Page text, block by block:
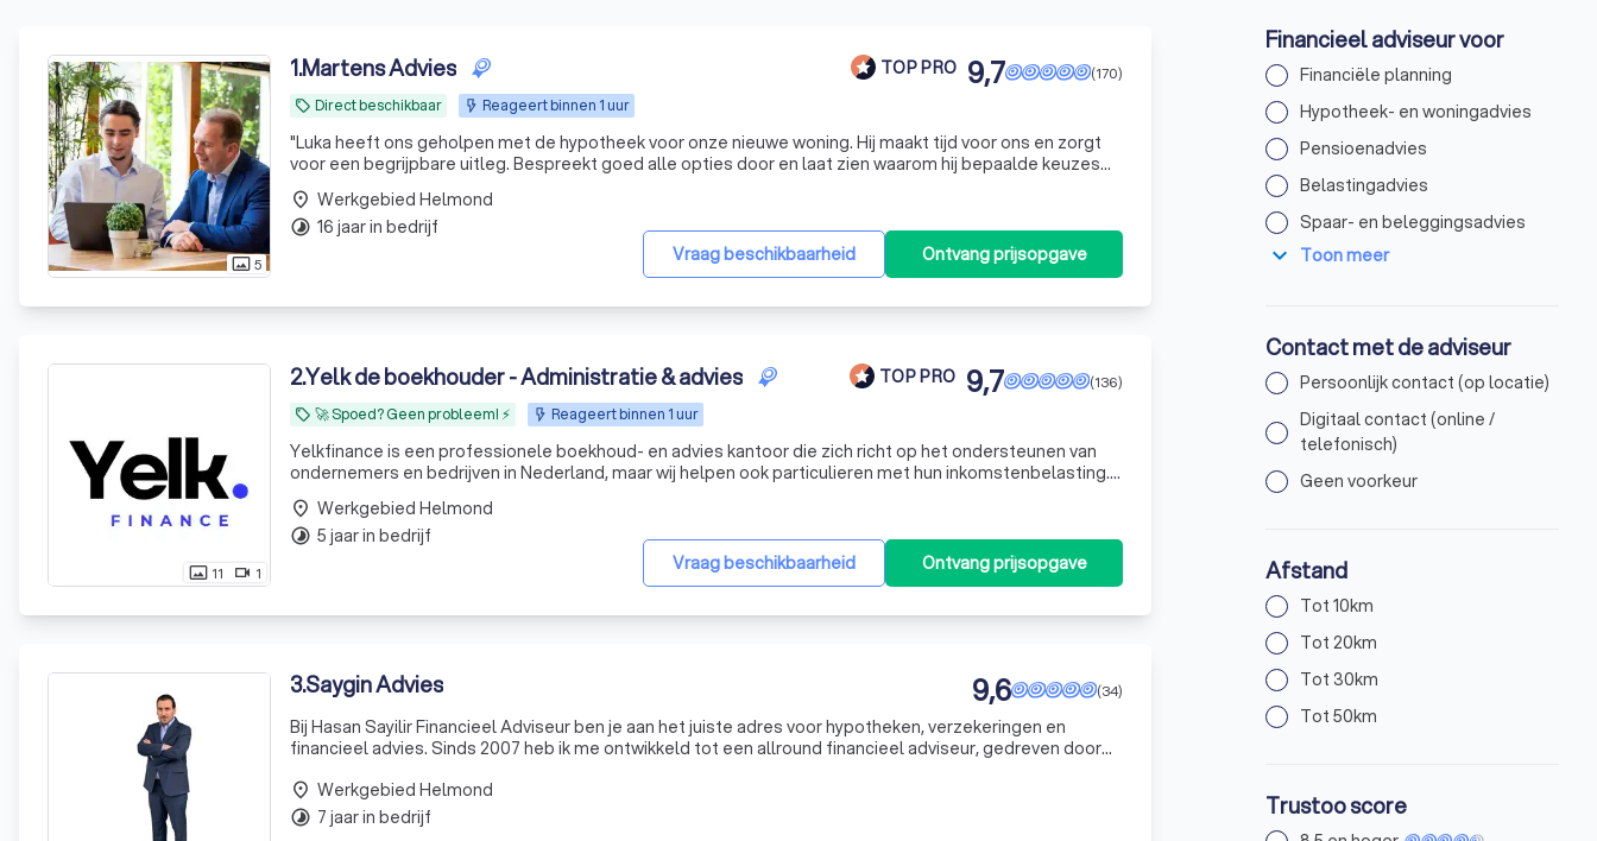
photo_size_select_actual5
1.Martens Advies TOP PRO
local_offer Direct beschikbaar Reageert binnen 1 uur
(170)
9,7
"Luka heeft ons geholpen met de hypotheek voor onze nieuwe woning. Hij maakt tijd voor ons en zorgt
voor een begrijpbare uitleg. Bespreekt goed alle opties door en laat zien waarom hij bepaalde keuzes
wel of niet zou adviseren.
Vraag beschikbaarheid Ontvang prijsopgave
place Werkgebied Helmond
timelapse 16 jaar in bedrijf
photo_size_select_actual 11 videocam 1
2.Yelk de boekhouder - Administratie & advies TOP PRO
local_offer 🚀 Spoed? Geen probleem! ⚡ Reageert binnen 1 uur
(136)
9,7
Yelkfinance is een professionele boekhoud- en advies kantoor die zich richt op het ondersteunen van
ondernemers en bedrijven in Nederland, maar wij helpen ook particulieren met hun inkomstenbelasting.
Met onze expertise in financiële administratie, belastingadvies en bedrijfsoptimalisatie helpen wij
Vraag beschikbaarheid Ontvang prijsopgave
place Werkgebied Helmond
timelapse 5 jaar in bedrijf
3.Saygin Advies (34)
9,6
Bij Hasan Sayilir Financieel Adviseur ben je aan het juiste adres voor hypotheken, verzekeringen en
financieel advies. Sinds 2007 heb ik me ontwikkeld tot een allround financieel adviseur, gedreven door
place Werkgebied Helmond
timelapse 7 jaar in bedrijf
Financieel adviseur voor
Financiële planning
Hypotheek- en woningadvies
Pensioenadvies
Belastingadvies
Spaar- en beleggingsadvies
expand_more Toon meer
Contact met de adviseur
Persoonlijk contact (op locatie)
Digitaal contact (online /
telefonisch)
Geen voorkeur
Afstand
Tot 10km
Tot 20km
Tot 30km
Tot 50km
Trustoo score